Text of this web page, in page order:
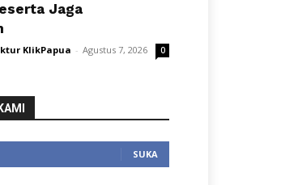
Jaga
KlikPapua - Agustus 7, 2026 0
SUKA